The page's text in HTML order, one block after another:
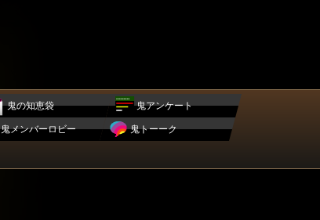
鬼の知恵袋 鬼アンケート
鬼メンバーロビー 鬼トーーク